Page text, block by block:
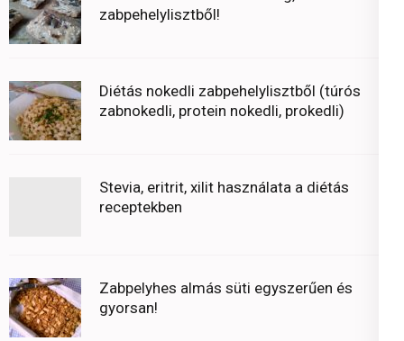
zabpehelylisztből!
Diétás nokedli zabpehelylisztből (túrós
zabnokedli, protein nokedli, prokedli)
Stevia, eritrit, xilit használata a diétás
receptekben
Zabpelyhes almás süti egyszerűen és
gyorsan!